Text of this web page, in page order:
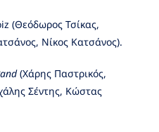
(Θεόδωρος Τσίκας,
Νίκος Κατσάνος).
(Χάρης Παστρικός,
Σέντης, Κώστας